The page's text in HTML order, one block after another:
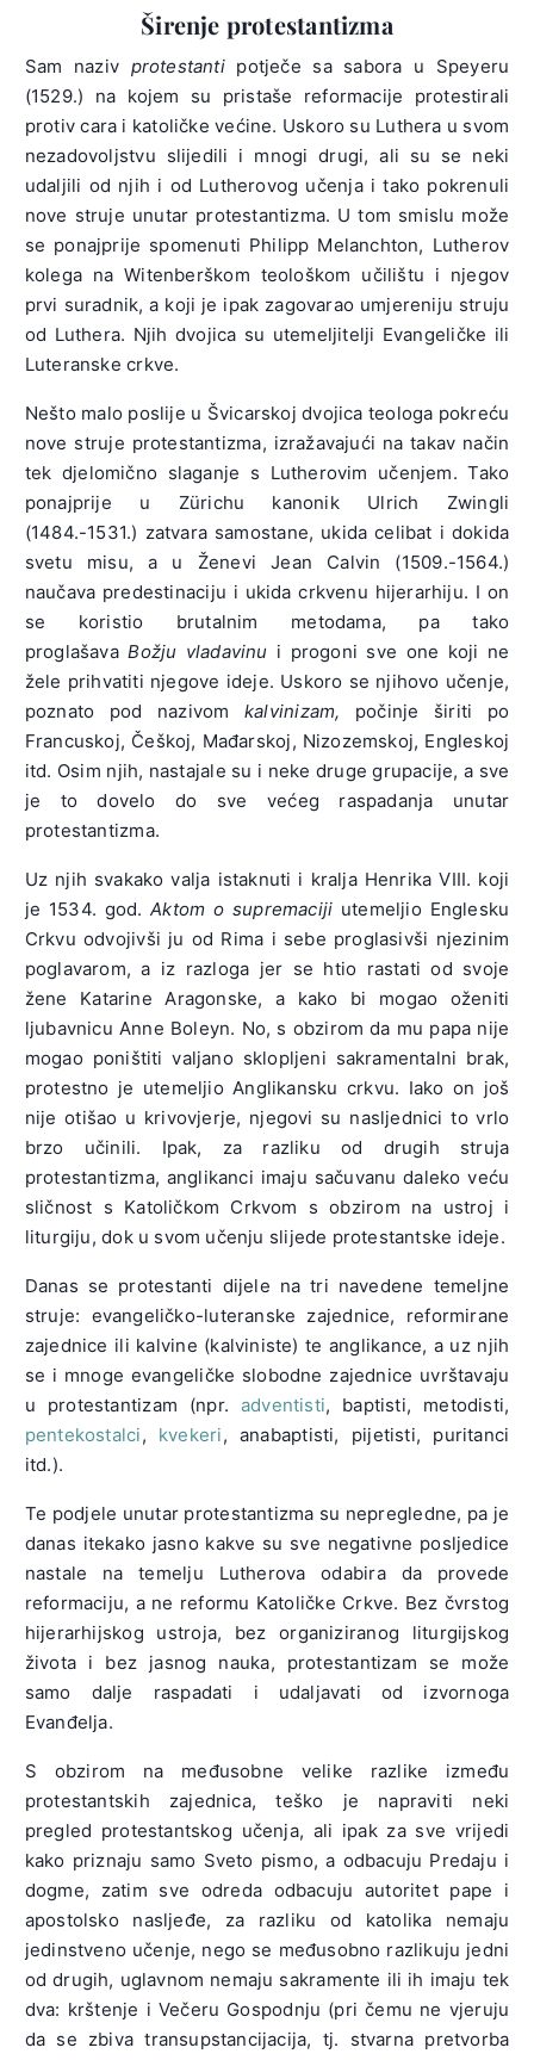
Širenje protestantizma
Sam naziv protestanti potječe sa sabora u Speyeru
(1529.) na kojem su pristaše reformacije protestirali
protiv cara i katoličke većine. Uskoro su Luthera u svom
nezadovoljstvu slijedili i mnogi drugi, ali su se neki
udaljili od njih i od Lutherovog učenja i tako pokrenuli
nove struje unutar protestantizma. U tom smislu može
se ponajprije spomenuti Philipp Melanchton, Lutherov
kolega na Witenberškom teološkom učilištu i njegov
prvi suradnik, a koji je ipak zagovarao umjereniju struju
od Luthera. Njih dvojica su utemeljitelji Evangeličke ili
Luteranske crkve.
Nešto malo poslije u Švicarskoj dvojica teologa pokreću
nove struje protestantizma, izražavajući na takav način
tek djelomično slaganje s Lutherovim učenjem. Tako
ponajprije u Zürichu kanonik Ulrich Zwingli
(1484.-1531.) zatvara samostane, ukida celibat i dokida
svetu misu, a u Ženevi Jean Calvin (1509.-1564.)
naučava predestinaciju i ukida crkvenu hijerarhiju. I on
se koristio brutalnim metodama, pa tako
proglašavaBožju vladavinu i progoni sve one koji ne
žele prihvatiti njegove ideje. Uskoro se njihovo učenje,
poznato pod nazivomkalvinizam, počinje širiti po
Francuskoj, Češkoj, Mađarskoj, Nizozemskoj, Engleskoj
itd. Osim njih, nastajale su i neke druge grupacije, a sve
je to dovelo do sve većeg raspadanja unutar
protestantizma.
Uz njih svakako valja istaknuti i kralja Henrika VIII. koji
je 1534. god.Aktom o supremaciji utemeljio Englesku
Crkvu odvojivši ju od Rima i sebe proglasivši njezinim
poglavarom, a iz razloga jer se htio rastati od svoje
žene Katarine Aragonske, a kako bi mogao oženiti
ljubavnicu Anne Boleyn. No, s obzirom da mu papa nije
mogao poništiti valjano sklopljeni sakramentalni brak,
protestno je utemeljio Anglikansku crkvu. Iako on još
nije otišao u krivovjerje, njegovi su nasljednici to vrlo
brzo učinili. Ipak, za razliku od drugih struja
protestantizma, anglikanci imaju sačuvanu daleko veću
sličnost s Katoličkom Crkvom s obzirom na ustroj i
liturgiju, dok u svom učenju slijede protestantske ideje.
Danas se protestanti dijele na tri navedene temeljne
struje: evangeličko-luteranske zajednice, reformirane
zajednice ili kalvine (kalviniste) te anglikance, a uz njih
se i mnoge evangeličke slobodne zajednice uvrštavaju
u protestantizam (npr. adventisti, baptisti, metodisti,
pentekostalci, kvekeri, anabaptisti, pijetisti, puritanci
itd.).
Te podjele unutar protestantizma su nepregledne, pa je
danas itekako jasno kakve su sve negativne posljedice
nastale na temelju Lutherova odabira da provede
reformaciju, a ne reformu Katoličke Crkve. Bez čvrstog
hijerarhijskog ustroja, bez organiziranog liturgijskog
života i bez jasnog nauka, protestantizam se može
samo dalje raspadati i udaljavati od izvornoga
Evanđelja.
S obzirom na međusobne velike razlike između
protestantskih zajednica, teško je napraviti neki
pregled protestantskog učenja, ali ipak za sve vrijedi
kako priznaju samo Sveto pismo, a odbacuju Predaju i
dogme, zatim sve odreda odbacuju autoritet pape i
apostolsko nasljeđe, za razliku od katolika nemaju
jedinstveno učenje, nego se međusobno razlikuju jedni
od drugih, uglavnom nemaju sakramente ili ih imaju tek
dva: krštenje i Večeru Gospodnju (pri čemu ne vjeruju
da se zbiva transupstancijacija, tj. stvarna pretvorba